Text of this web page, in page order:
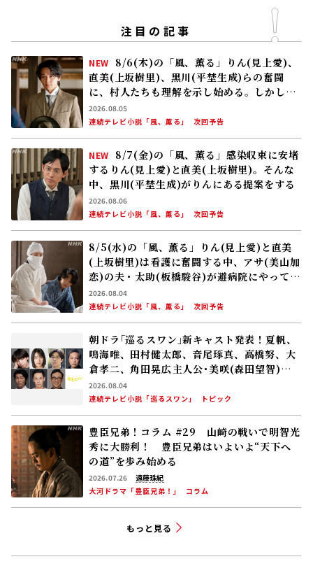
注目の記事
NEW
8/6(木)の「風、薫る」りん(見上愛)、
直美(上坂樹里)、黒川(平埜生成)らの奮闘
に、村人たちも理解を示し始める。しかし、
アサ(美山加恋)の容体はなかなか改善せ
ず……
2026.08.05
連続テレビ小説「風、薫る」
次回予告
NEW
8/7(金)の「風、薫る」感染収束に安堵
するりん(見上愛)と直美(上坂樹里)。そんな
中、黒川(平埜生成)がりんにある提案をする
2026.08.06
連続テレビ小説「風、薫る」
次回予告
8/5(水)の「風、薫る」りん(見上愛)と直美
(上坂樹里)は看護に奮闘する中、アサ(美山加
恋)の夫・太助(板橋駿谷)が避病院にやってく
る
2026.08.04
連続テレビ小説「風、薫る」
次回予告
朝ドラ｢巡るスワン｣新キャスト発表！夏帆、
鳴海唯、田村健太郎、音尾琢真、高橋努、大
倉孝二、角田晃広――主人公･美咲(森田望智)が
交流する警察署の人々 2027年度前期放送
2026.08.04
連続テレビ小説「巡るスワン」
トピック
豊臣兄弟！コラム #29 山崎の戦いで明智光
秀に大勝利！ 豊臣兄弟はいよいよ“天下へ
の道”を歩み始める
2026.07.26
遠藤珠紀
大河ドラマ「豊臣兄弟！」
コラム
もっと見る